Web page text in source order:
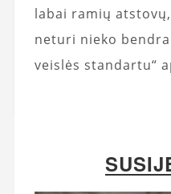
labai ramių
neturi nieko
veislės standartu“